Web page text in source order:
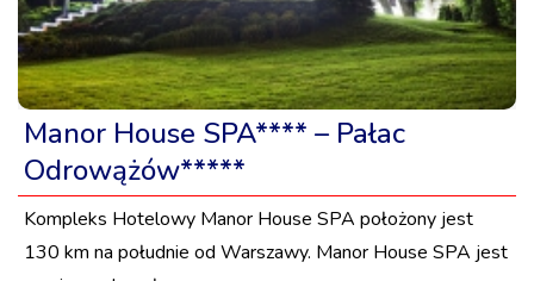
Manor House SPA**** – Pałac
Odrowążów*****
Kompleks Hotelowy Manor House SPA położony jest
130 km na południe od Warszawy. Manor House SPA jest